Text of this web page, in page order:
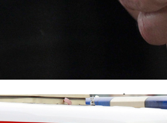
водитель Mercedes,
маршруткой